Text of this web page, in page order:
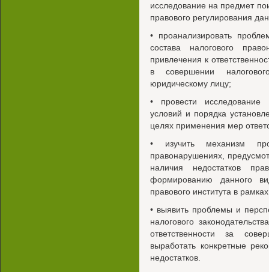
исследование на предмет
правового регулирования
• проанализировать
состава налогового
привлечения к
в совершении
юридическому лицу;
• провести исследование
условий и порядка
целях применения мер
• изучить механизм
правонарушениях,
наличия недостатков
формированию данного
правового института в
• выявить проблемы и
налогового
ответственности за
выработать конкретные
недостатков.